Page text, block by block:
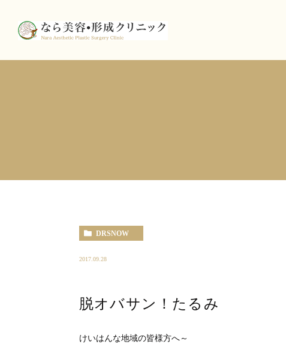
DRSNOW
2017.09.28
脱オバサン！たるみ
けいはんな地域の皆様方へ～